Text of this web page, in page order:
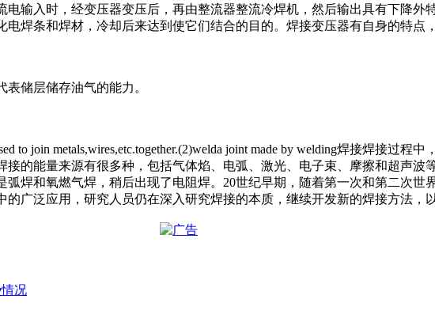
输入时，经变压器变压后，再由整流器整流冷焊机，然后输出具有下降外
焊条和焊材，冷却后来达到使它们结合的目的。焊接变压器有自身的特点
储层储存油气的能力。
to join metals,wires,etc.together.(2)welda joint made by welding焊接焊接过
的能量来源有很多种，包括气体焰、电弧、激光、电子束、摩擦和超声波
焊和氧燃气焊，稍后出现了电阻焊。20世纪早期，随着第一次和第二次
的广泛应用，研究人员仍在深入研究焊接的本质，继续开发新的焊接方法，
况